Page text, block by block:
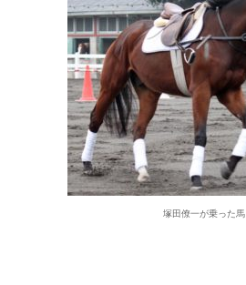
塚田僚一が乗った馬